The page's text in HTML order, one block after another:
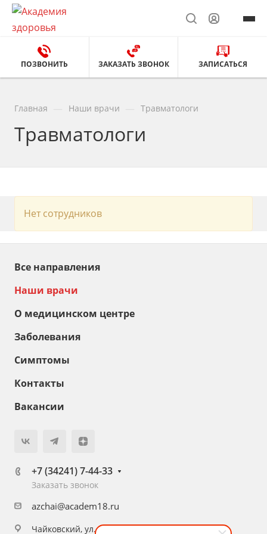
ПОЗВОНИТЬ ЗАКАЗАТЬ ЗВОНОК ЗАПИСАТЬСЯ
Главная Наши врачи Травматологи
Травматологи
Нет сотрудников
Все направления
Наши врачи
О медицинском центре
Заболевания
Симптомы
Контакты
Вакансии
+7 (34241) 7-44-33
Заказать звонок
azchai@academ18.ru
Чайковский, ул. Приморский бульвар, 51